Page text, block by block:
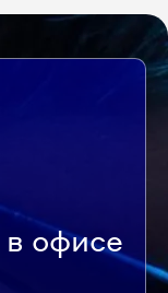
офисе